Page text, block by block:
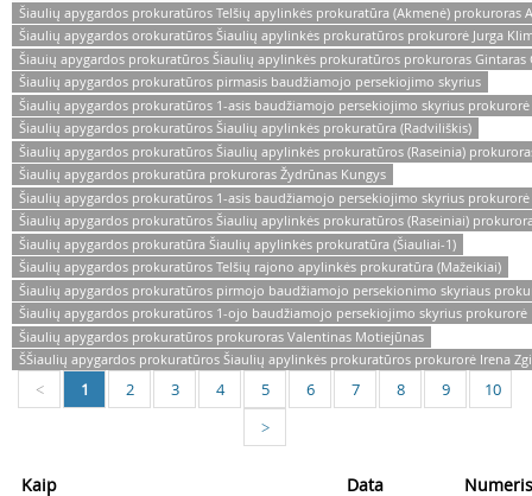
Šiaulių apygardos prokuratūros Telšių apylinkės prokuratūra (Akmenė) prokuroras
Šiaulių apygardos orokuratūros Šiaulių apylinkės prokuratūros prokurorė Jurga
Šiauių apygardos prokuratūros Šiaulių apylinkės prokuratūros prokuroras Gintaras
Šiaulių apygardos prokuratūros pirmasis baudžiamojo persekiojimo skyrius
Šiaulių apygardos prokuratūros 1-asis baudžiamojo persekiojimo skyrius prokurorė
Šiaulių apygardos prokuratūros Šiaulių apylinkės prokuratūra (Radviliškis)
Šiaulių apygardos prokuratūros Šiaulių apylinkės prokuratūros (Raseinia)
Šiaulių apygardos prokuratūra prokuroras Žydrūnas Kungys
Šiaulių apygardos prokuratūros 1-asis baudžiamojo persekiojimo skyrius
Šiaulių apygardos prokuratūros Šiaulių apylinkės prokuratūros (Raseiniai)
Šiaulių apygardos prokuratūra Šiaulių apylinkės prokuratūra (Šiauliai-1)
Šiaulių apygardos prokuratūros Telšių rajono apylinkės prokuratūra (Mažeikiai)
Šiaulių apygardos prokuratūros pirmojo baudžiamojo persekionimo skyriaus
Šiaulių apygardos prokuratūros 1-ojo baudžiamojo persekiojimo skyrius prokurorė
Šiaulių apygardos prokuratūros prokuroras Valentinas Motiejūnas
ŠŠiaulių apygardos prokuratūros Šiaulių apylinkės prokuratūros prokurorė Irena
< 1 2 3 4 5 6 7 8 9 10
>
Kaip Data Numeris